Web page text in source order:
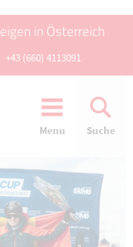
in Österreich
+43 (660) 4113091
Menu Suche